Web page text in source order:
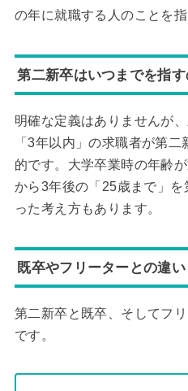
の年に就職する人のことを指
第二新卒はいつまでを指
明確な定義はありませんが
「3年以内」の求職者が第
的です。大学卒業時の年齢
から3年後の「25歳まで」
った考え方もあります。
既卒やフリーターとの違い
第二新卒と既卒、そしてフ
です。